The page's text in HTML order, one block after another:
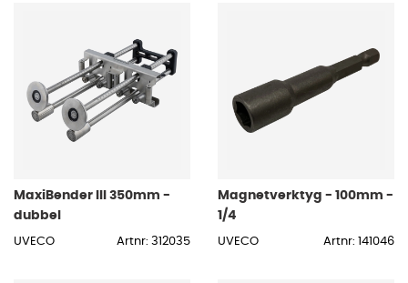
MaxiBender III 350mm -
dubbel
UVECO Artnr: 312035
Magnetverktyg - 100mm -
1/4
UVECO Artnr: 141046